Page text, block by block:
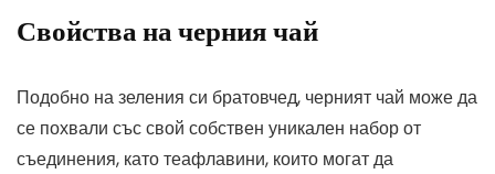
Свойства на черния чай
Подобно на зеления си братовчед, черният чай може да
се похвали със свой собствен уникален набор от
съединения, като теафлавини, които могат да